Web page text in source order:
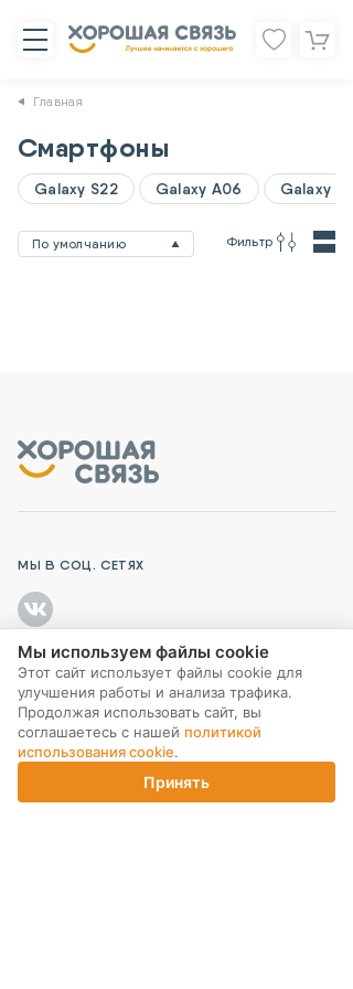
Главная
Смартфоны
Galaxy S22 Galaxy A06 Galaxy
По умолчанию Фильтр
Корзина
МЫ В СОЦ. СЕТЯХ
ПОДПИСКА НА РАССЫЛКУ
Мы используем файлы cookie
Этот сайт использует файлы cookie для
улучшения работы и анализа трафика.
Продолжая использовать сайт, вы
соглашаетесь с нашей политикой
использования cookie.
Принять